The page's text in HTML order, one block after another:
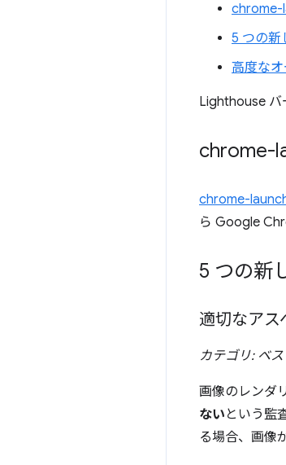
chrome-
5 つの新
高度な
Lighthouse バ
chrome-
chrome-
ら Google
5 つの新
適切なアス
カテゴリ: ベ
画像のレンダ
ない という監
る場合、画像